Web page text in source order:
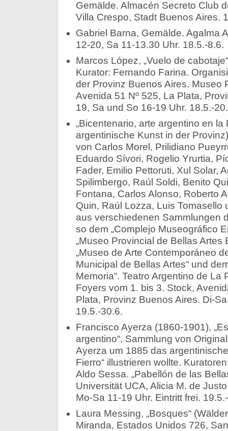
Gemälde. Almacén Secreto Club
Villa Crespo, Stadt Buenos Aires.
Gabriel Barna, Gemälde. Agalma
12-20, Sa 11-13.30 Uhr. 18.5.-8.6.
Marcos López, „Vuelo de
Kurator: Fernando Farina.
der Provinz Buenos Aires. Museo
Avenida 51 Nº 525, La Plata,
19, Sa und So 16-19 Uhr. 18.5.-
„Bicentenario, arte argentino en la
argentinische Kunst in der
von Carlos Morel, Prilidiano
Eduardo Sívori, Rogelio Yrurtia,
Fader, Emilio Pettoruti, Xul Solar,
Spilimbergo, Raúl Soldi, Benito
Fontana, Carlos Alonso, Roberto
Quin, Raúl Lozza, Luis Tomasello
aus verschiedenen Sammlungen
so dem „Complejo Museográfico
„Museo Provincial de Bellas Artes
„Museo de Arte Contemporáneo
Municipal de Bellas Artes“ und
Memoria“. Teatro Argentino de La
Foyers vom 1. bis 3. Stock,
Plata, Provinz Buenos Aires. Di-
19.5.-30.6.
Francisco Ayerza (1860-1901),
argentino“, Sammlung von
Ayerza um 1885 das
Fierro“ illustrieren wollte.
Aldo Sessa. „Pabellón de las
Universität UCA, Alicia M. de
Mo-Sa 11-19 Uhr. Eintritt frei.
Laura Messing, „Bosques“
Miranda, Estados Unidos 726,